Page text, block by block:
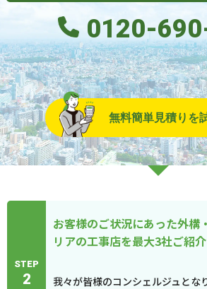
0120-
無料簡単見積りを
STEP
2
お客様のご状況にあった外構
リアの工事店を最大3社ご紹
我々が皆様のコンシェルジュとな